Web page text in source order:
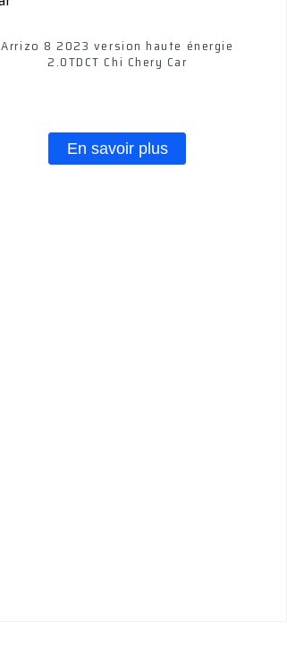
Arrizo 8 2023 version haute énergie
2.0TDCT Chi Chery Car
En savoir plus